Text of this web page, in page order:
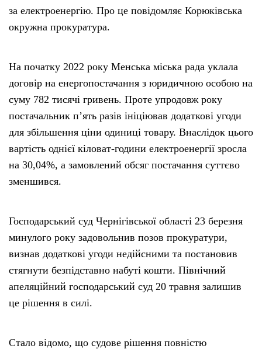
за електроенергію. Про це повідомляє Корюківська
окружна прокуратура.
На початку 2022 року Менська міська рада уклала
договір на енергопостачання з юридичною особою на
суму 782 тисячі гривень. Проте упродовж року
постачальник п’ять разів ініціював додаткові угоди
для збільшення ціни одиниці товару. Внаслідок цього
вартість однієї кіловат-години електроенергії зросла
на 30,04%, а замовлений обсяг постачання суттєво
зменшився.
Господарський суд Чернігівської області 23 березня
минулого року задовольнив позов прокуратури,
визнав додаткові угоди недійсними та постановив
стягнути безпідставно набуті кошти. Північний
апеляційний господарський суд 20 травня залишив
це рішення в силі.
Стало відомо, що судове рішення повністю